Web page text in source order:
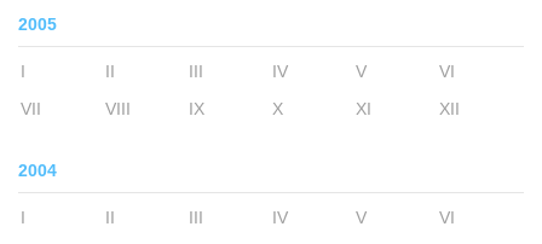
2005
I II III IV V
VI
VII
VIII IX X XI XII
2004
I II III IV V
VI